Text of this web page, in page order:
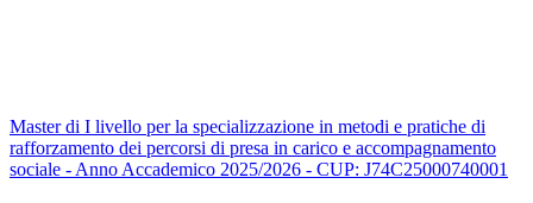
Master di I livello per la specializzazione in metodi e pratiche di
rafforzamento dei percorsi di presa in carico e accompagnamento
sociale - Anno Accademico 2025/2026 - CUP: J74C25000740001